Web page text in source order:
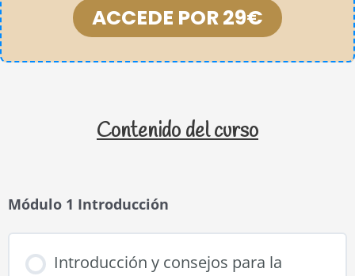
ACCEDE POR 29€
Contenido del curso
Módulo 1 Introducción
Introducción y consejos para la